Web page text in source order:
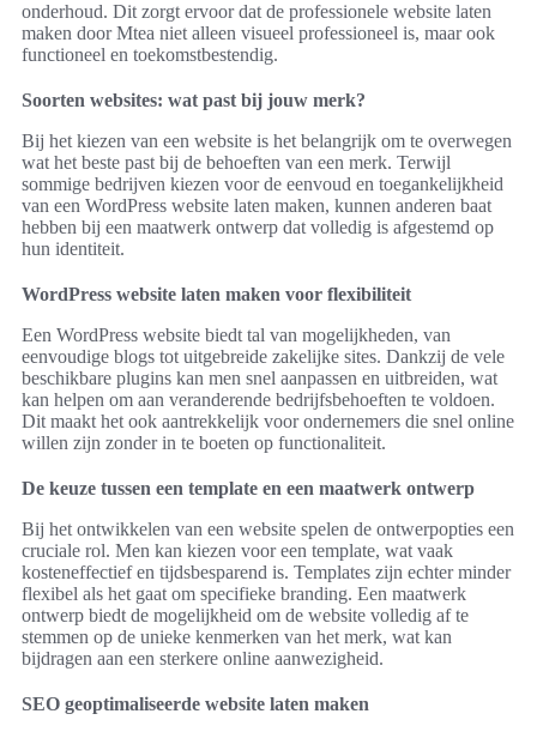
onderhoud. Dit zorgt ervoor dat de professionele website laten
maken door Mtea niet alleen visueel professioneel is, maar ook
functioneel en toekomstbestendig.
Soorten websites: wat past bij jouw merk?
Bij het kiezen van een website is het belangrijk om te overwegen
wat het beste past bij de behoeften van een merk. Terwijl
sommige bedrijven kiezen voor de eenvoud en toegankelijkheid
van een WordPress website laten maken, kunnen anderen baat
hebben bij een maatwerk ontwerp dat volledig is afgestemd op
hun identiteit.
WordPress website laten maken voor flexibiliteit
Een WordPress website biedt tal van mogelijkheden, van
eenvoudige blogs tot uitgebreide zakelijke sites. Dankzij de vele
beschikbare plugins kan men snel aanpassen en uitbreiden, wat
kan helpen om aan veranderende bedrijfsbehoeften te voldoen.
Dit maakt het ook aantrekkelijk voor ondernemers die snel online
willen zijn zonder in te boeten op functionaliteit.
De keuze tussen een template en een maatwerk ontwerp
Bij het ontwikkelen van een website spelen de ontwerpopties een
cruciale rol. Men kan kiezen voor een template, wat vaak
kosteneffectief en tijdsbesparend is. Templates zijn echter minder
flexibel als het gaat om specifieke branding. Een maatwerk
ontwerp biedt de mogelijkheid om de website volledig af te
stemmen op de unieke kenmerken van het merk, wat kan
bijdragen aan een sterkere online aanwezigheid.
SEO geoptimaliseerde website laten maken